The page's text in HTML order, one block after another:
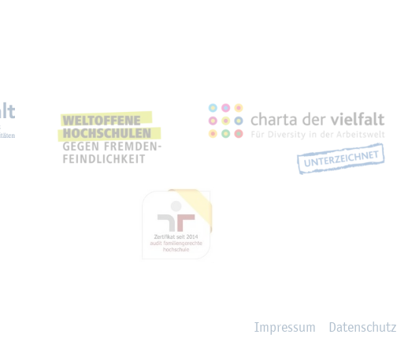
Part­ner­schaf­ten
Im­pres­sum Da­ten­schutz